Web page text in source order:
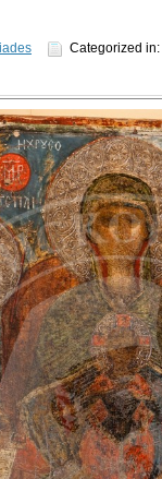
Categorized in: